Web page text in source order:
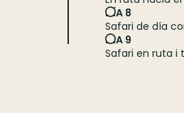
DÍA 8
Safari de día
DIA 9
Safari en ruta i